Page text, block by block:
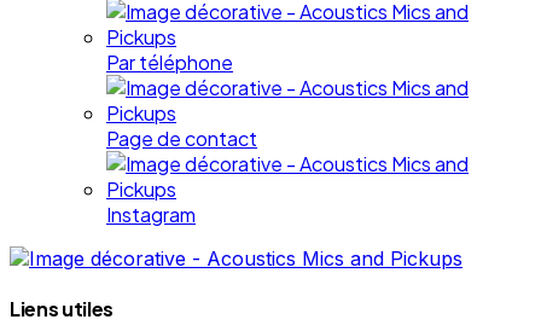
Par téléphone
Page de contact
Instagram
Liens utiles